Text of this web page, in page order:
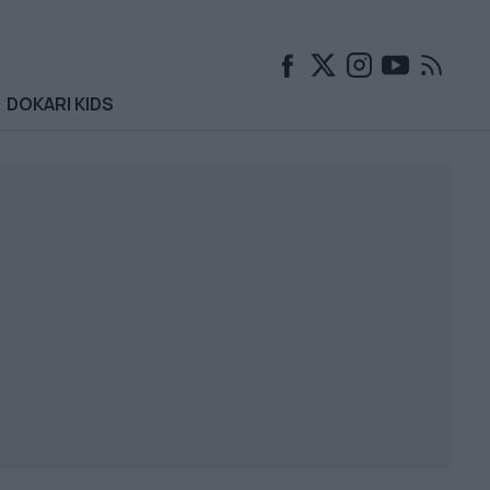
DOKARI KIDS